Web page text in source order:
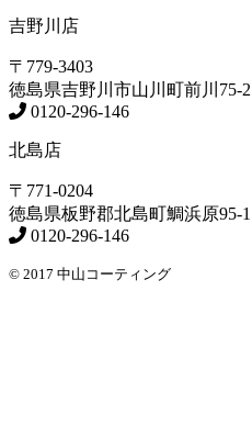
吉野川店
〒779-3403
徳島県吉野川市山川町前川75-2
0120-296-146
北島店
〒771-0204
徳島県板野郡北島町 鯛浜原95-1
0120-296-146
© 2017 中山コーティング